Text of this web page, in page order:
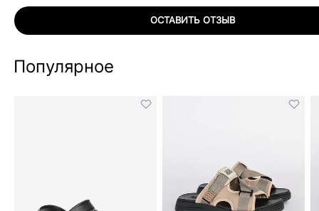
ОСТАВИТЬ ОТЗЫВ
Популярное